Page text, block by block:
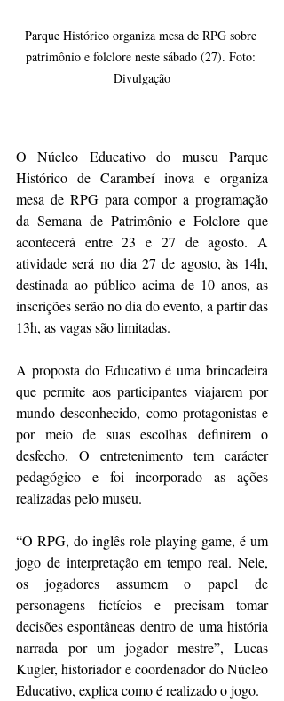
Parque Histórico organiza mesa de RPG sobre
patrimônio e folclore neste sábado (27). Foto:
Divulgação
O Núcleo Educativo do museu Parque
Histórico de Carambeí inova e organiza
mesa de RPG para compor a programação
da Semana de Patrimônio e Folclore que
acontecerá entre 23 e 27 de agosto. A
atividade será no dia 27 de agosto, às 14h,
destinada ao público acima de 10 anos, as
inscrições serão no dia do evento, a partir das
13h, as vagas são limitadas.
A proposta do Educativo é uma brincadeira
que permite aos participantes viajarem por
mundo desconhecido, como protagonistas e
por meio de suas escolhas definirem o
desfecho. O entretenimento tem carácter
pedagógico e foi incorporado as ações
realizadas pelo museu.
“O RPG, do inglês role playing game, é um
jogo de interpretação em tempo real. Nele,
os jogadores assumem o papel de
personagens fictícios e precisam tomar
decisões espontâneas dentro de uma história
narrada por um jogador mestre”, Lucas
Kugler, historiador e coordenador do Núcleo
Educativo, explica como é realizado o jogo.